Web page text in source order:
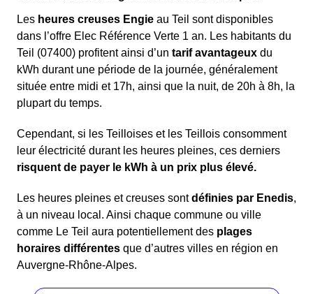
Les heures creuses Engie au Teil sont disponibles
dans l’offre Elec Référence Verte 1 an. Les habitants du
Teil (07400) profitent ainsi d’un tarif avantageux du
kWh durant une période de la journée, généralement
située entre midi et 17h, ainsi que la nuit, de 20h à 8h, la
plupart du temps.
Cependant, si les Teilloises et les Teillois consomment
leur électricité durant les heures pleines, ces derniers
risquent de payer le kWh à un prix plus élevé.
Les heures pleines et creuses sontdéfinies par Enedis,
à un niveau local. Ainsi chaque commune ou ville
comme Le Teil aura potentiellement des plages
horaires différentes que d’autres villes en région en
Auvergne-Rhône-Alpes.